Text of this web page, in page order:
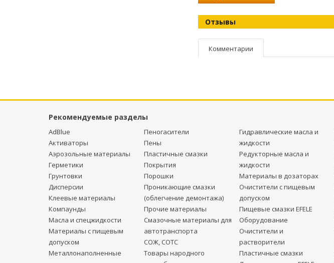
Отзывы
Комментарии
Рекомендуемые разделы
AdBlue
Активаторы
Аэрозольные материалы
Герметики
Грунтовки
Дисперсии
Клеевые материалы
Компаунды
Масла и спецжидкости
Материалы с пищевым
допуском
Металлонаполненные
Пеногасители
Пены
Пластичные смазки
Покрытия
Порошки
Проникающие смазки
(облегчение демонтажа)
Прочие материалы
Смазочные материалы для
автотранспорта
СОЖ, СОТС
Товары народного
Гидравлические масла и
жидкости
Редукторные масла и
жидкости
Материалы в дозаторах
Очистители с пищевым
допуском
Пищевые смазки EFELE
Оборудование
Очистители и
растворители
Пластичные смазки